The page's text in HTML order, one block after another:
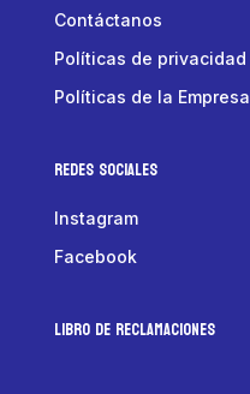
Contáctanos
Políticas de privacidad
Políticas de la Empresa
Redes Sociales
Instagram
Facebook
LIBRO DE RECLAMACIONES